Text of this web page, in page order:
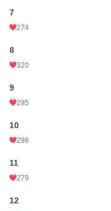
累計ポイント
7
274
8
320
9
295
10
298
11
279
12